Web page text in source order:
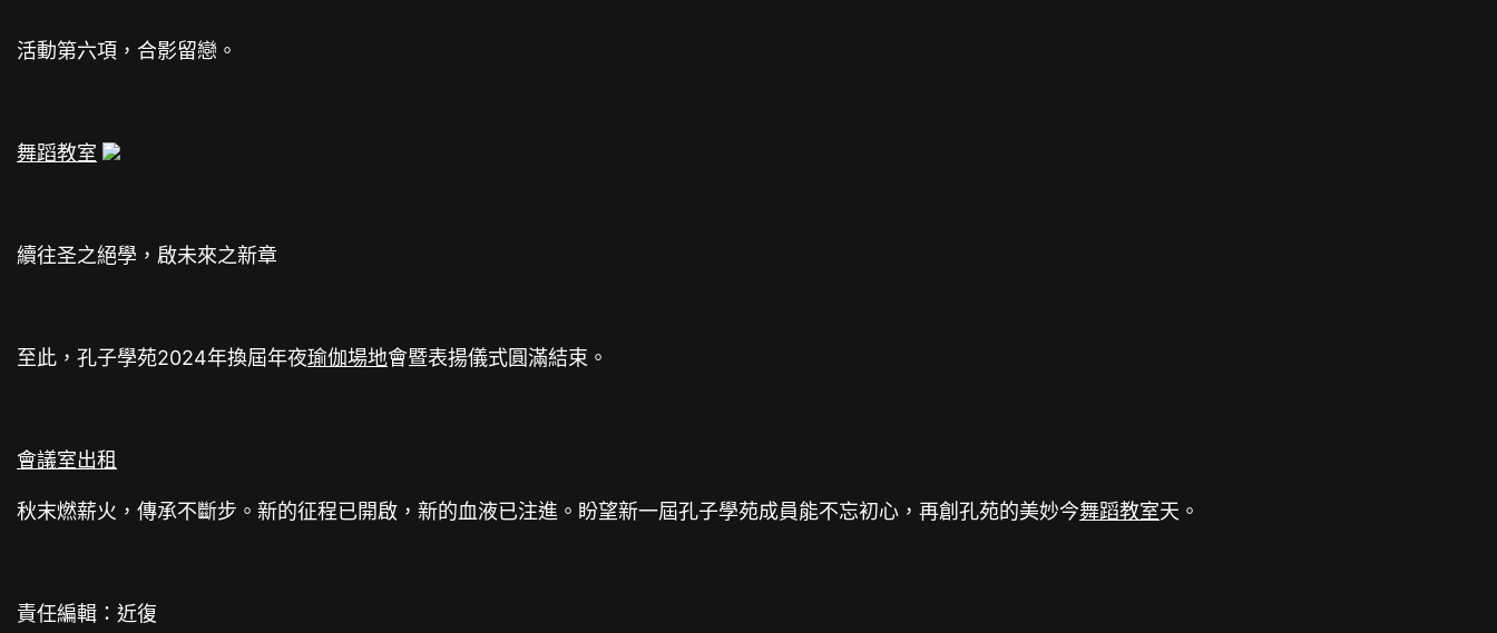
活動第六項，合影留戀。
舞蹈教室
續往圣之絕學，啟未來之新章
至此，孔子學苑2024年換屆年夜瑜伽場地會暨表揚儀式圓滿結束。
會議室出租
秋末燃薪火，傳承不斷步。新的征程已開啟，新的血液已注進。盼望新一屆孔子學苑成員能不忘初心，再創孔苑的美妙今舞蹈教室天。
責任編輯：近復